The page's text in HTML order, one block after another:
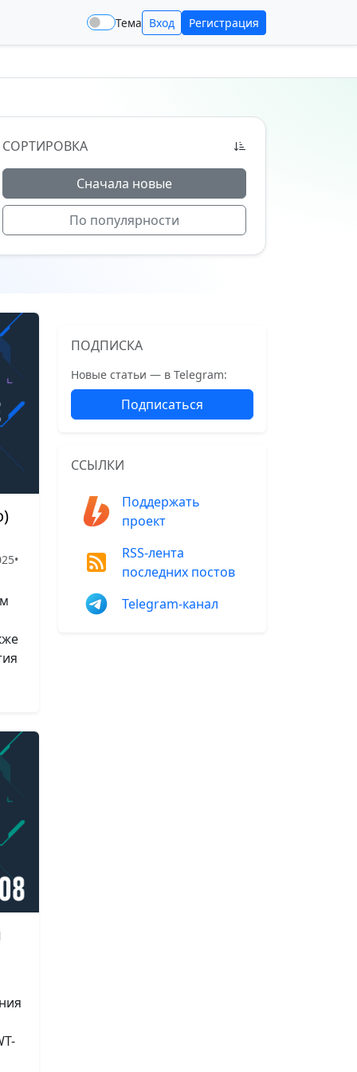
Тема Вход Регистрация
СОРТИРОВКА
Сначала новые
По популярности
•
ПОДПИСКА
Новые статьи — в Telegram:
Подписаться
ССЫЛКИ
Поддержать
проект
RSS-лента
последних постов
Telegram-канал